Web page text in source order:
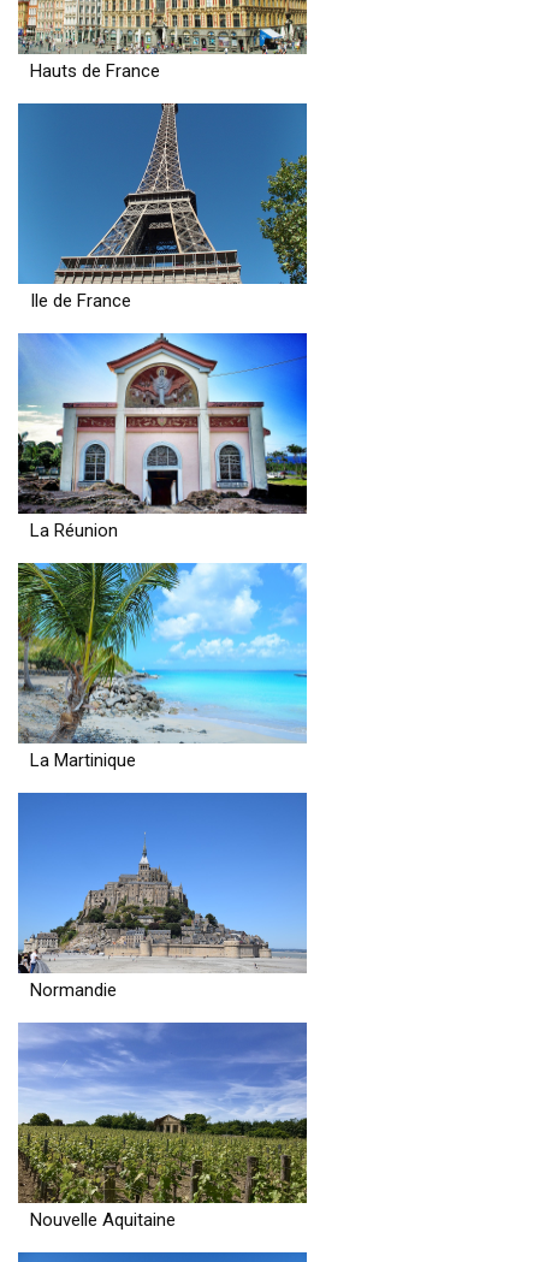
Hauts de France
Ile de France
La Réunion
La Martinique
Normandie
Nouvelle Aquitaine